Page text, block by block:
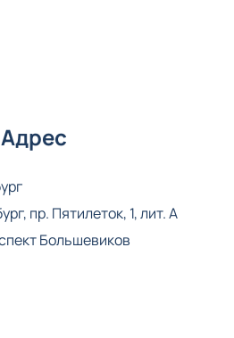
Адрес
пр. Пятилеток, 1, лит. А
Большевиков